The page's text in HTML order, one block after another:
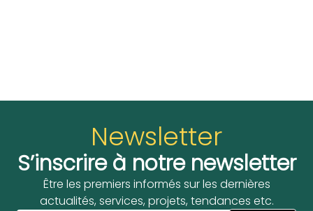
Newsletter
S’inscrire à notre newsletter
Être les premiers informés sur les dernières
actualités, services, projets, tendances etc.